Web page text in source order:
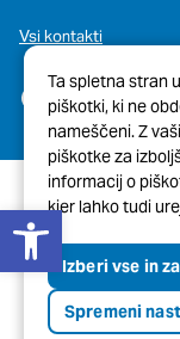
Vsi kontakti
©
Ta spletna stran
piškotki, ki ne
nameščeni. Z
piškotke za
informacij o
kjer lahko tudi
Izberi vse in
Spremeni
Open